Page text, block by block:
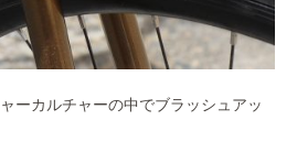
ーカルチャーの中でブラッシュアッ